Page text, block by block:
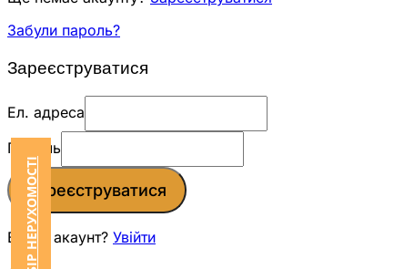
Забули пароль?
Зареєструватися
Ел. адреса
Пароль
Зареєструватися
Вже є акаунт? Увійти